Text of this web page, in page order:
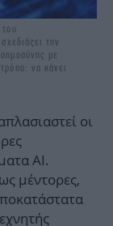
την
με
να κάνει
οι
AI.
μέντορες,